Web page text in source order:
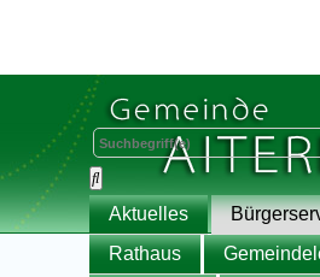
Aktuelles
Rathaus